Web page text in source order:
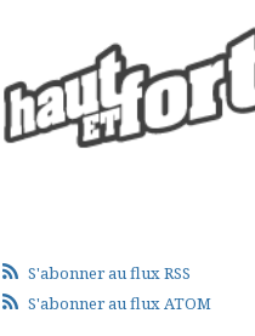
S'abonner au flux RSS
S'abonner au flux ATOM